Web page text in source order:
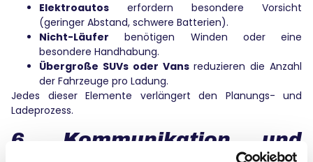
Elektroautos erfordern besondere Vorsicht
(geringer Abstand, schwere Batterien).
Nicht-Läufer benötigen Winden oder eine
besondere Handhabung.
Übergroße SUVs oder Vansreduzieren die Anzahl
der Fahrzeuge pro Ladung.
Jedes dieser Elemente verlängert den Planungs- und
Ladeprozess.
6. Kommunikation und